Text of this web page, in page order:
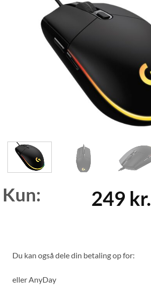
Kun: 249 kr.
Du kan også dele din betaling op for:
ellerAnyDay